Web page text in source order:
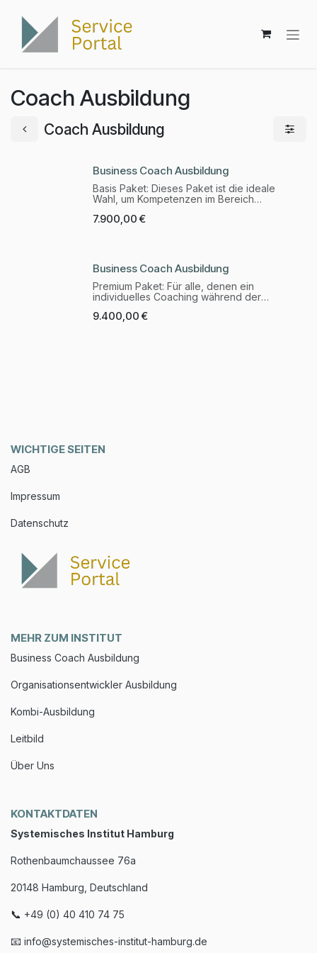
Coach Ausbildung
Coach Ausbildung
Business Coach Ausbildung
Basis Paket: Dieses Paket ist die ideale
Wahl, um Kompetenzen im Bereich
Praxis erfolgreich einzusetzen.
7.900,00€
Business Coach Ausbildung
Premium Paket: Für alle, denen ein
individuelles Coaching während der
Paket 3 individuelle Online-
9.400,00€
WICHTIGE SEITEN
AGB
Impressum
Datenschutz
MEHR ZUM INSTITUT
Business Coach Ausbildung
Organisationsentwickler Ausbildung
Kombi-Ausbildung
Leitbild
Über Uns
KONTAKTDATEN
Systemisches Institut Hamburg
Rothenbaumchaussee 76a
20148 Hamburg, Deutschland
📞 +49 (0) 40 410 74 75
📧 info@systemisches-institut-hamburg.de